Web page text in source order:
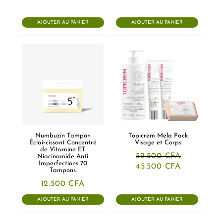
AJOUTER AU PANIER AJOUTER AU PANIER
Numbuzin Tampon
Éclaircissant Concentré
de Vitamine ET
Niacinamide Anti
Imperfections 70
Tampons
12.500 CFA
AJOUTER AU PANIER
Topicrem Mela Pack
Visage et Corps
52.500CFA
Le
52.500 CFA.
45.500 CFA
45.500
AJOUTER AU PANIER